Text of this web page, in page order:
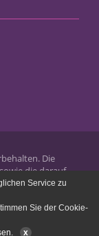
Die
die darauf
und jegliche
Service zu
Sie der Cookie-
. x